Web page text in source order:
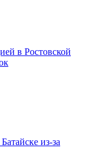
в Ростовской
из-за